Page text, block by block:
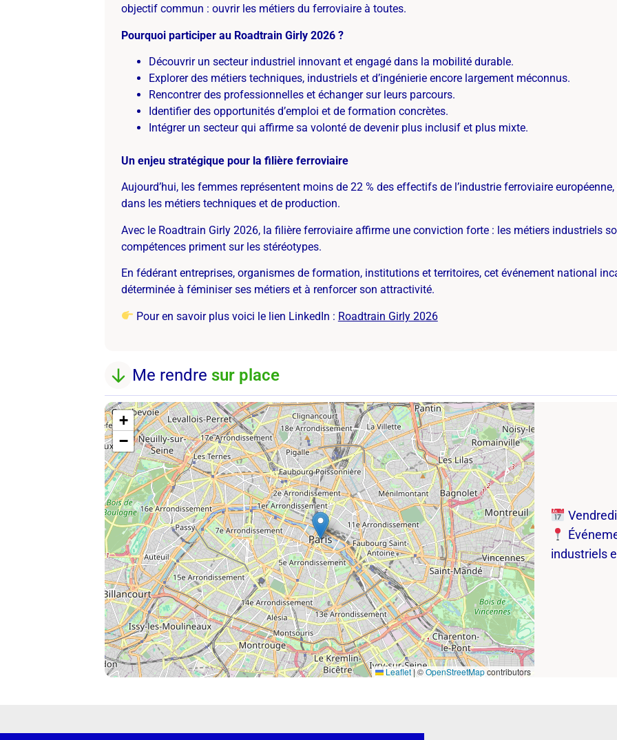
objectif commun : ouvrir les métiers du ferroviaire à toutes.
Pourquoi participer au Roadtrain Girly 2026 ?
Découvrir un secteur industriel innovant et engagé dans la mobilité durable.
Explorer des métiers techniques, industriels et d’ingénierie encore largement méconnus.
Rencontrer des professionnelles et échanger sur leurs parcours.
Identifier des opportunités d’emploi et de formation concrètes.
Intégrer un secteur qui affirme sa volonté de devenir plus inclusif et plus mixte.
Un enjeu stratégique pour la filière ferroviaire
Aujourd’hui, les femmes représentent moins de 22 % des effectifs de l’industrie ferroviaire
dans les métiers techniques et de production.
Avec le Roadtrain Girly 2026, la filière ferroviaire affirme une conviction forte : les métiers industriels
compétences priment sur les stéréotypes.
En fédérant entreprises, organismes de formation, institutions et territoires, cet événement national
déterminée à féminiser ses métiers et à renforcer son attractivité.
Pour en savoir plus voici le lien LinkedIn : Roadtrain Girly 2026
Me rendre sur place
+
−
Leaflet|©OpenStreetMapcontributors
industriels